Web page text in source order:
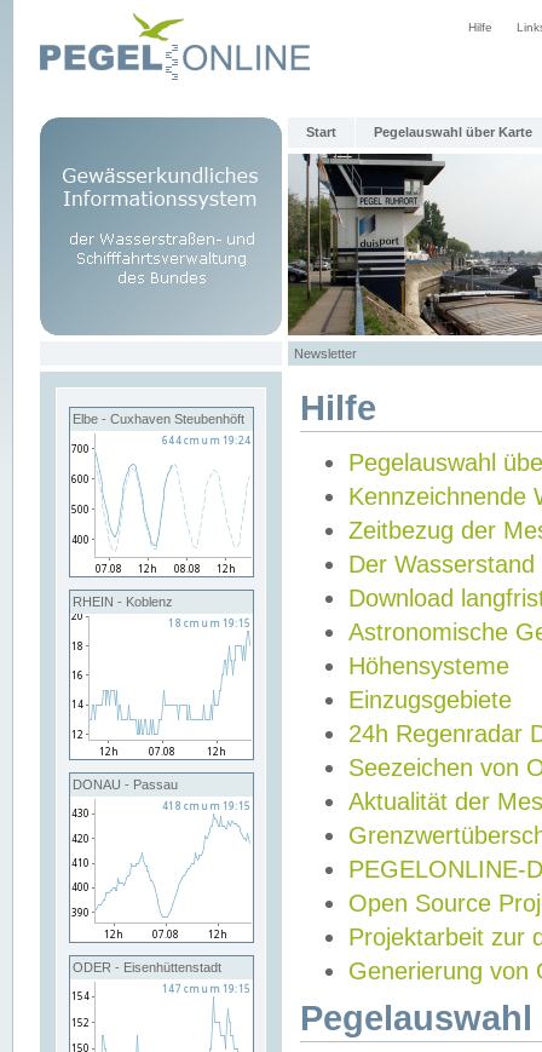
Hilfe
Start Pegelauswahl über Karte
Newsletter
Elbe - Cuxhaven Steubenhöft
RHEIN - Koblenz
DONAU - Passau
ODER - Eisenhüttenstadt
Hilfe
Pegelauswahl
Kennzeichnende
Zeitbezug der
Der Wasserstand
Download
Astronomische
Höhensysteme
Einzugsgebiete
24h Regenradar
Seezeichen von
Aktualität der
PEGELONLINE-
Open Source
Projektarbeit zur
Generierung von